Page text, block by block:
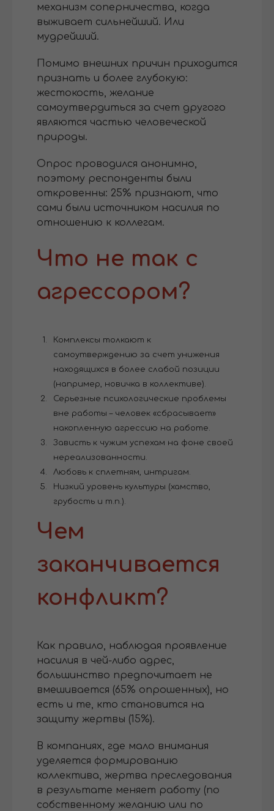
механизм соперничества, когда
выживает сильнейший. Или
мудрейший.
Помимо внешних причин приходится
признать и более глубокую:
жестокость, желание
самоутвердиться за счет другого
являются частью человеческой
природы.
Опрос проводился анонимно,
поэтому респонденты были
откровенны: 25% признают, что
сами были источником насилия по
отношению к коллегам.
Что не так с
агрессором?
Комплексы толкают к
самоутверждению за счет унижения
находящихся в более слабой позиции
(например, новичка в коллективе).
Серьезные психологические проблемы
вне работы – человек «сбрасывает»
накопленную агрессию на работе.
Зависть к чужим успехам на фоне своей
нереализованности.
Любовь к сплетням, интригам.
Низкий уровень культуры (хамство,
грубость и т.п.).
Чем
заканчивается
конфликт?
Как правило, наблюдая проявление
насилия в чей-либо адрес,
большинство предпочитает не
вмешивается (65% опрошенных), но
есть и те, кто становится на
защиту жертвы (15%).
В компаниях, где мало внимания
уделяется формированию
коллектива, жертва преследования
в результате меняет работу (по
собственному желанию или по